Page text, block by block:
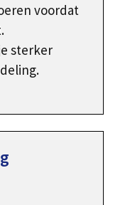
voordat
sterker